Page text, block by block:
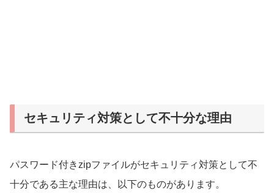
セキュリティ対策として不十分な理由
パスワード付きzipファイルがセキュリティ対策として不
十分である主な理由は、以下のものがあります。